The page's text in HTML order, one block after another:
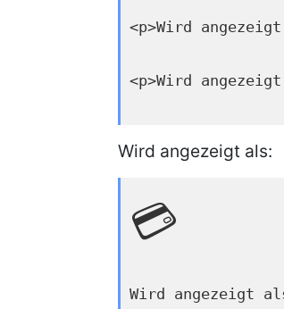
<p>Wird
<p>Wird
Wird angezeigt als:
💳
Wird angezeigt